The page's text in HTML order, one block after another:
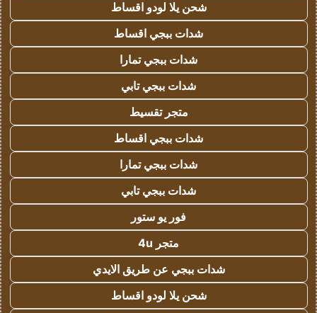
شحن يلا لودو اقساط
شدات ببجي اقساط
شدات ببجي تمارا
شدات ببجي تابي
متجر تقسيط
شدات ببجي اقساط
شدات ببجي تمارا
شدات ببجي تابي
فور يو ستور
متجر 4u
شدات ببجي عن طريق الايدي
شحن يلا لودو اقساط